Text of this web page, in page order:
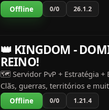
events for you and anyone else
IP is sweetmc.xyz, and we
Offline 0/0 26.1.2
👑 KINGDOM -
REINO!
🗺️ Servidor PvP + Estratégia +
Clãs, guerras, territórios e
Sistema de economia ⚔️
Offline 0/0 1.21.4